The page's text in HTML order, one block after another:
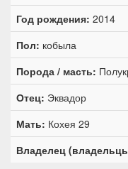
Год рождения: 2014
Пол: кобыла
Порода / масть:
Отец: Эквадор
Мать: Кохея 29
Владелец